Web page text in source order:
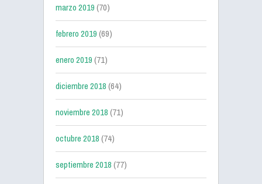
marzo 2019(70)
febrero 2019(69)
enero 2019(71)
diciembre 2018(64)
noviembre 2018(71)
octubre 2018(74)
septiembre 2018(77)